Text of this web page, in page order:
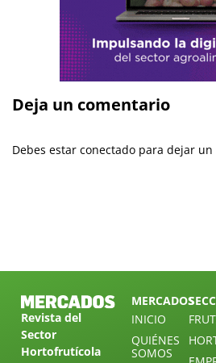
Deja un comentario
Debes estar conectado para dejar
Revista del
Sector
Hortofrutícola
MERCADOS
INICIO
QUIÉNES
SOMOS